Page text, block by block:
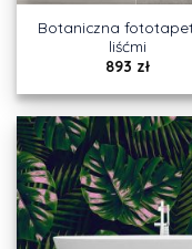
Botaniczna
liśćmi
893 zł